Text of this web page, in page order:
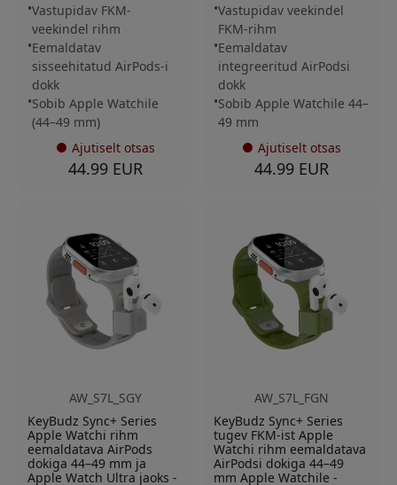
Vastupidav FKM-
veekindel rihm
Eemaldatav
sisseehitatud AirPods-i
dokk
Sobib Apple Watchile
(44–49 mm)
Ajutiselt otsas
44.99 EUR
Vastupidav veekindel
FKM-rihm
Eemaldatav
integreeritud AirPodsi
dokk
Sobib Apple Watchile 44–
49 mm
Ajutiselt otsas
44.99 EUR
AW_S7L_SGY
KeyBudz Sync+ Series
Apple Watchi rihm
eemaldatava AirPods
dokiga 44–49 mm ja
Apple Watch Ultra jaoks -
AW_S7L_FGN
KeyBudz Sync+ Series
tugev FKM-ist Apple
Watchi rihm eemaldatava
AirPodsi dokiga 44–49
mm Apple Watchile -